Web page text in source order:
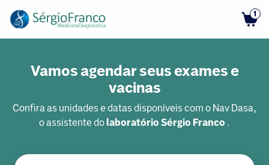
1
Vamos agendar seus exames e
vacinas
Confira as unidades e datas disponíveis com o Nav Dasa,
o assistente dolaboratório Sérgio Franco .